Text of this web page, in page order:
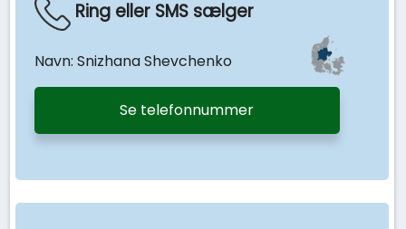
Ring eller SMS sælger
Navn: Snizhana Shevchenko
Se telefonnummer